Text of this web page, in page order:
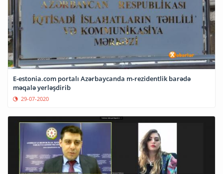
E-estonia.com portalı Azərbaycanda m-rezidentlik barədə
məqalə yerləşdirib
29-07-2020